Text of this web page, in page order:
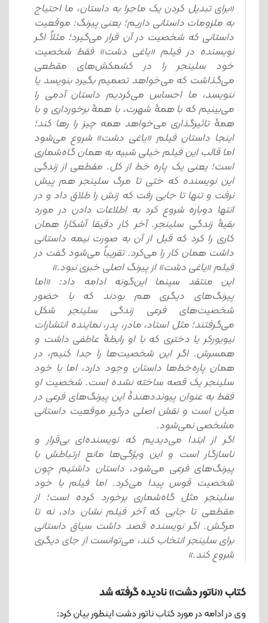
«برای تبدیل کردن یک ماجرا به داستان، ما احتیاج
به ملزومات داستانی داریم؛ یعنی پیرنگ: موقعیت
داستانی که شخصیت در آن قرار می‌گیرد؛ مثلاً اگر
نویسنده در فیلم «یاغی دشت» فقط شخصیت
خود سلینجر را در کشمکش‌های مقطعی
می‌گذاشت که می‌خواهد تصمیم بگیرد بنویسد یا
ننویسد، ما احساس می‌کردیم داستان آدمی را
می‌بینیم که با همۀ شهرت، با همۀ برخورداری و با
همۀ تاثیرگذاری می‌خواهد همه چیز را رها کند؛
اینجا داستان فیلم «یاغی دشت» شروع می‌شود
اما قالب این فیلم خیلی شبیه به همان گاه‌شماری
است؛ یعنی یک پاره خط از کل. مقطعی از زندگی
این نویسنده که حتی تا مرگ سلینجر هم پیش
نرفت و تنها تا جایی رفت که زنش را طلاق داد و در
انتها دوباره شروع کرد به اطلاعات دادن در مورد
بقیۀ زندگی سلینجر. آخر کار دقیقا آشکارا همان
کاری را کرد که قبل از آن به صورت نیمه داستانی
داشت همان کار را می‌کرد. تقریباً می‌شود گفت در
فیلم «یاغی دشت» از پیرنگ اصلی خبری نبود.»
این منتقد سینما این‌گونه ادامه داد: «اما
پیرنگ‌های دیگری هم بودند که با حضور
شخصیت‌های فرعی زندگی سلینجر شکل
می‌گرفتند؛ مثل استاد، مادر، پدر، نماینده انتشارات
نیویورکر یا دختری که با او رابطۀ عاطفی داشت و
همسرش. اگر این شخصیت‌ها را جدا کنیم، در
همان پاره‌خط‌ها داستان وجود دارد، اما با خود
سلینجر یک قصه ساخته نشده است. شخصیت او
فقط به عنوان پیونددهندۀ این پیرنگ‌های فرعی در
میان است و نقش اصلی درگیر موقعیت داستانی
مشخصی نمی‌شود.
اگر از ابتدا می‌دیدیم که نویسنده‌ای بی‌قرار و
ناسازگار است و این ویژگی‌ها مانع ارتباطش با
پیرنگ‌های فرعی می‌شود، داستان داشتیم چون
شخصیت قوس پیدا می‌کرد. اما فیلم با خود
سلینجر مثل گاه‌شماری برخورد کرده است؛ از
مقطعی تا جایی که آخر فیلم نشان داد، نه تا
مرگش. اگر نویسنده قصد داشت سیاق داستانی
برای سلینجر انتخاب کند، می‌توانست از جای دیگری
شروع کند.»
کتاب «ناتور دشت» نادیده گرفته شد
وی در ادامه در مورد کتاب ناتور دشت اینطور بیان کرد: